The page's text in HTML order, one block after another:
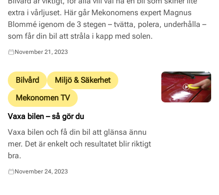
extra i vårljuset. Här går Mekonomens expert Magnus
Blommé igenom de 3 stegen – tvätta, polera, underhålla –
som får din bil att stråla i kapp med solen.
November 21, 2023
Bilvård
Miljö & Säkerhet
Mekonomen TV
Vaxa bilen – så gör du
Vaxa bilen och få din bil att glänsa ännu
mer. Det är enkelt och resultatet blir riktigt
bra.
November 24, 2023